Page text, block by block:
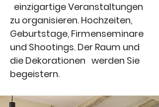
einzigartige Veranstaltungen
zu organisieren. Hochzeiten,
Geburtstage, Firmenseminare
und Shootings. Der Raum und
die Dekorationen werden Sie
begeistern.